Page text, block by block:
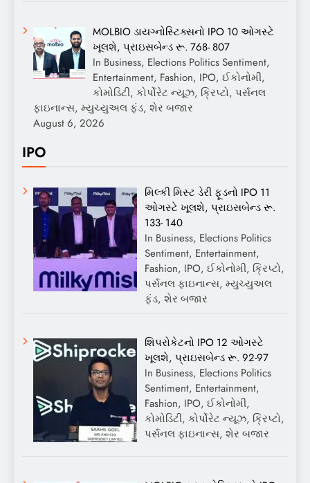
MOLBIO ડાયગ્નોસ્ટિક્સનો IPO 10 ઓગસ્ટે
ખૂલશે, પ્રાઇસબેન્ડ રૂ. 768- 807
In Business, Elections Politics Sentiment,
Entertainment, Fashion, IPO, ઈકોનોમી,
કોમોડિટી, કોર્પોરેટ ન્યૂઝ, ક્રિપ્ટો, પર્સનલ
ફાઇનાન્સ, મ્યુચ્યુઅલ ફંડ, શેર બજાર
August 6, 2026
IPO
મિલ્કી મિસ્ટ ડેરી ફૂડનો IPO 11
ઓગસ્ટે ખૂલશે, પ્રાઇસબેન્ડ રૂ.
133- 140
In Business, Elections Politics
Sentiment, Entertainment,
Fashion, IPO, ઈકોનોમી, ક્રિપ્ટો,
પર્સનલ ફાઇનાન્સ, મ્યુચ્યુઅલ
ફંડ, શેર બજાર
શિપરોકેટનો IPO 12 ઓગસ્ટે
ખૂલશે, પ્રાઇસબેન્ડ રૂ. 92-97
In Business, Elections Politics
Sentiment, Entertainment,
Fashion, IPO, ઈકોનોમી,
કોમોડિટી, કોર્પોરેટ ન્યૂઝ, ક્રિપ્ટો,
પર્સનલ ફાઇનાન્સ, શેર બજાર